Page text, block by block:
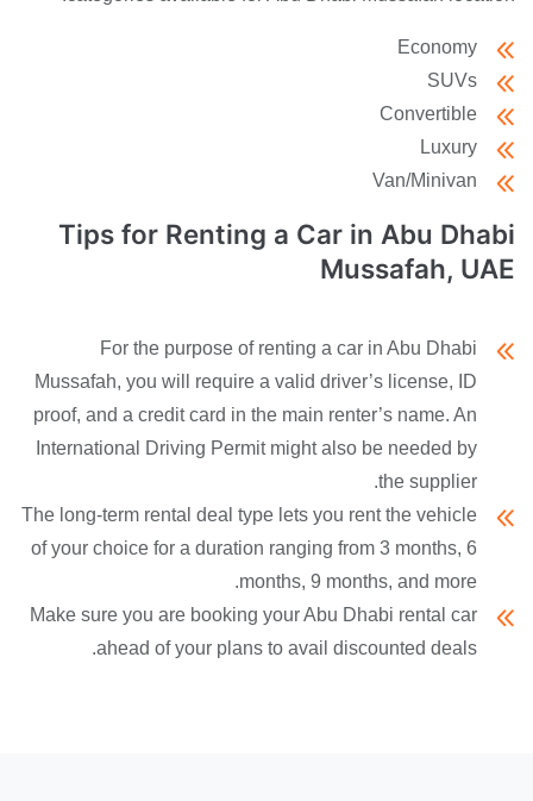
Economy
SUVs
Convertible
Luxury
Van/Minivan
Tips for Renting a Car in Abu Dhabi
Mussafah, UAE
For the purpose of renting a car in Abu Dhabi
Mussafah, you will require a valid driver’s license, ID
proof, and a credit card in the main renter’s name. An
International Driving Permit might also be needed by
the supplier.
The long-term rental deal type lets you rent the vehicle
of your choice for a duration ranging from 3 months, 6
months, 9 months, and more.
Make sure you are booking your Abu Dhabi rental car
ahead of your plans to avail discounted deals.